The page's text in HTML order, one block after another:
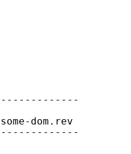
dom.rev